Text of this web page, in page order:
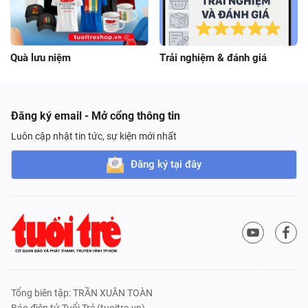
Quà lưu niệm Trải nghiệm & đánh giá
Đăng ký email - Mở cổng thông tin
Luôn cập nhật tin tức, sự kiện mới nhất
Đăng ký tại đây
Tổng biên tập: TRẦN XUÂN TOÀN